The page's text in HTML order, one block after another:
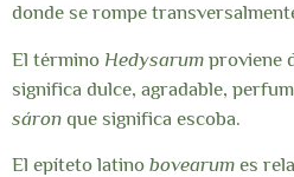
donde se rompe
El término Hedysarum proviene
significa dulce, agradable,
sáron que significa escoba.
El epíteto latino bovearum es